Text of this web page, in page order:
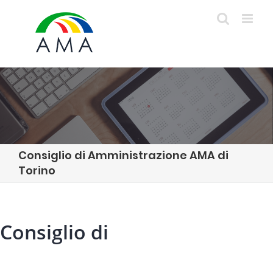
content
Consiglio di Amministrazione AMA di
Torino
Consiglio di